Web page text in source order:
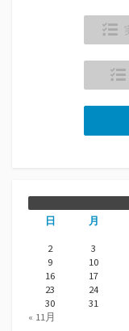
日
月
2
3
9
10
16
17
23
24
30
31
« 11月